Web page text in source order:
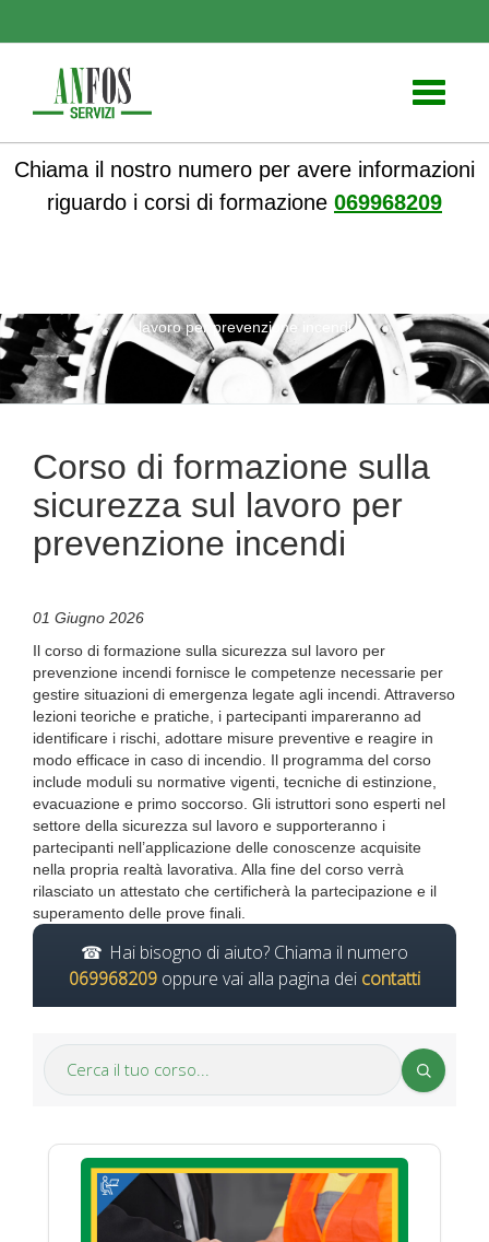
Toggle
Chiama il nostro numero per avere informazioni
riguardo i corsi di formazione 069968209
lavoro per prevenzione incendi
Corso di formazione sulla
sicurezza sul lavoro per
prevenzione incendi
01 Giugno 2026
Il corso di formazione sulla sicurezza sul lavoro per
prevenzione incendi fornisce le competenze necessarie per
gestire situazioni di emergenza legate agli incendi. Attraverso
lezioni teoriche e pratiche, i partecipanti impareranno ad
identificare i rischi, adottare misure preventive e reagire in
modo efficace in caso di incendio. Il programma del corso
include moduli su normative vigenti, tecniche di estinzione,
evacuazione e primo soccorso. Gli istruttori sono esperti nel
settore della sicurezza sul lavoro e supporteranno i
partecipanti nell’applicazione delle conoscenze acquisite
nella propria realtà lavorativa. Alla fine del corso verrà
rilasciato un attestato che certificherà la partecipazione e il
superamento delle prove finali.
Hai bisogno di aiuto? Chiama il numero
069968209 oppure vai alla pagina dei contatti